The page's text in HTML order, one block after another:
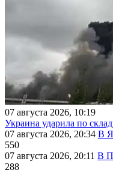
07 августа 2026, 10:19
Украина ударила по
07 августа 2026, 20:34 В
550
07 августа 2026, 20:11 В
288